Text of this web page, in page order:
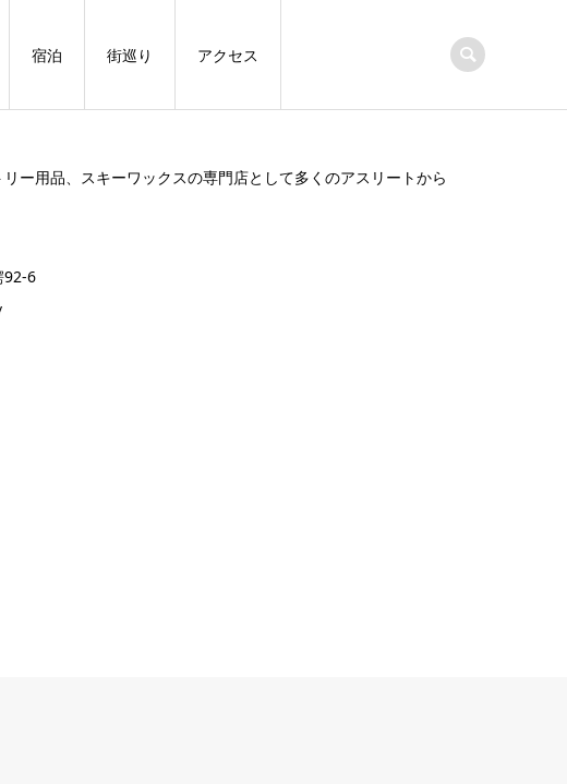
宿泊 街巡り アクセス
ー用品、スキーワックスの専門店として多くのアスリートから
92-6